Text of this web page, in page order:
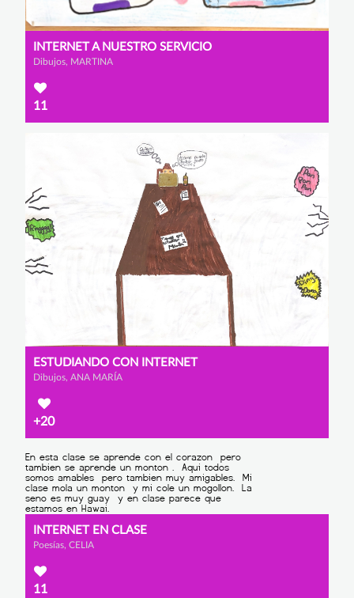
INTERNET A NUESTRO SERVICIO
Dibujos, MARTINA
11
ESTUDIANDO CON INTERNET
Dibujos, ANA MARÍA
+20
INTERNET EN CLASE
Poesías, CELIA
11